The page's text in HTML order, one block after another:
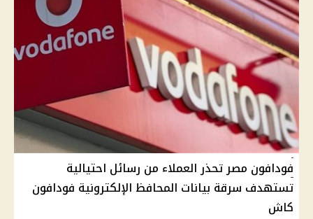
فودافون مصر تحذر العملاء من رسائل احتيالية
تستهدف سرقة بيانات المحافظ الإلكترونية فودافون
كاش